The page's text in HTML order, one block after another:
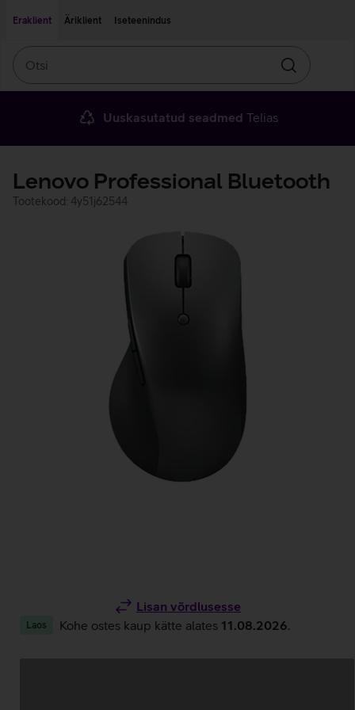
Eraklient
Äriklient Iseteenindus
Otsin
Uuskasutatud seadmed Telias
Lenovo Professional Bluetooth
Tootekood: 4y51j62544
Lisan võrdlusesse
Laos Kohe ostes kaup kätte alates 11.08.2026